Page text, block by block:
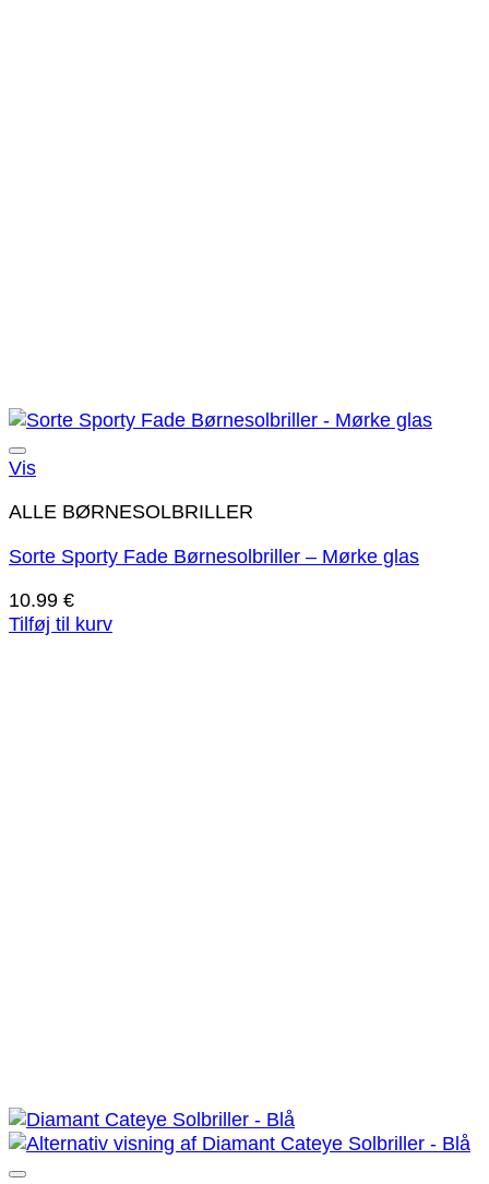
Vis
ALLE BØRNESOLBRILLER
Sorte Sporty Fade Børnesolbriller – Mørke glas
10.99 €
Tilføj til kurv